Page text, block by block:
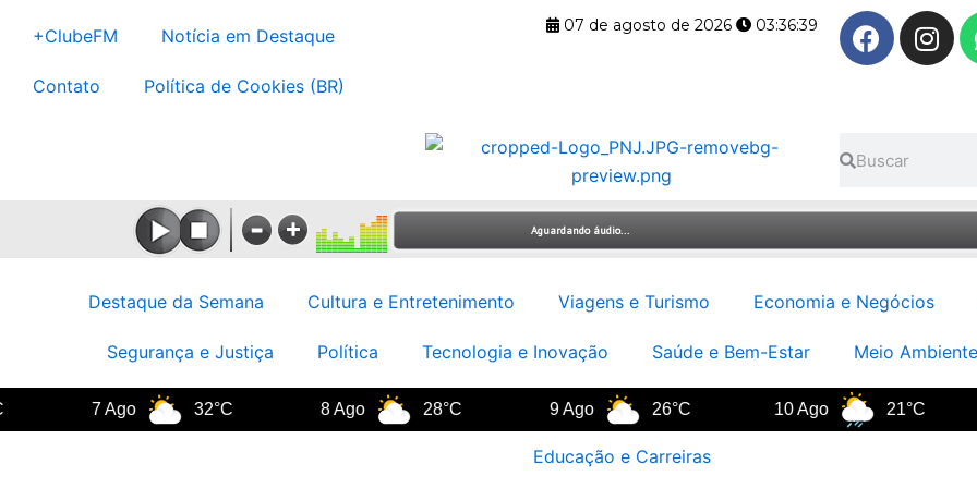
para
conteúdo
+ClubeFM Notícia em Destaque
Contato Política de Cookies (BR)
07 de agosto de 2026 03:36:40
F
a
o
k
I
n
a
m
Destaque da Semana Cultura e Entretenimento Viagens e Turismo Economia e Negócios
Segurança e Justiça Política Tecnologia e Inovação Saúde e Bem-Estar Meio
32°C 28°C 26°C 10 Ago 21°C
Educação e Carreiras